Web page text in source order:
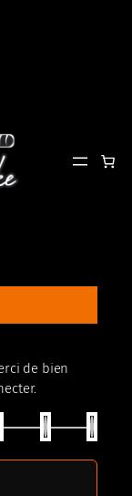
de bien